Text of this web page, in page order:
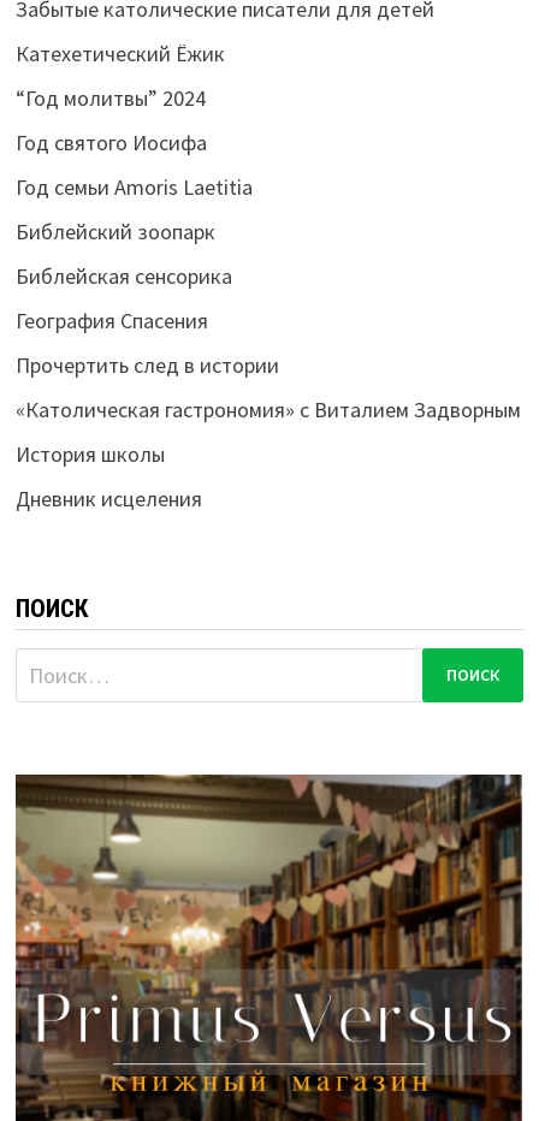
Забытые католические писатели для детей
Катехетический Ёжик
“Год молитвы” 2024
Год святого Иосифа
Год семьи Amoris Laetitia
Библейский зоопарк
Библейская сенсорика
География Спасения
Прочертить след в истории
«Католическая гастрономия» с Виталием Задворным
История школы
Дневник исцеления
ПОИСК
Найти: